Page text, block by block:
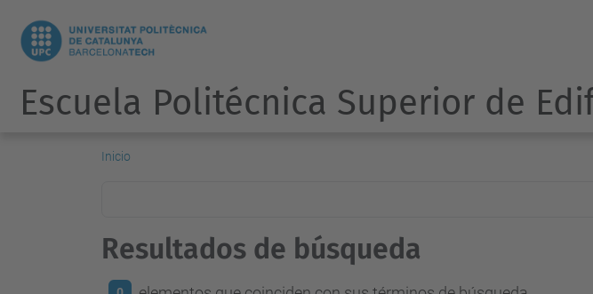
Escuela Politécnica Superior de
Inicio
Resultados de búsqueda